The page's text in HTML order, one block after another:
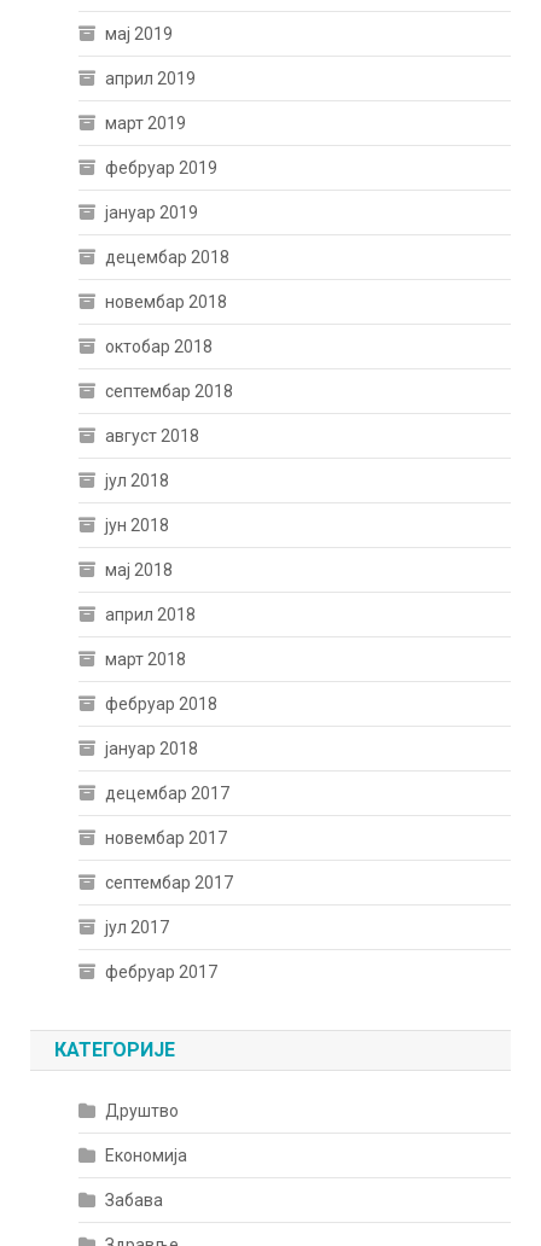
мај 2019
април 2019
март 2019
фебруар 2019
јануар 2019
децембар 2018
новембар 2018
октобар 2018
септембар 2018
август 2018
јул 2018
јун 2018
мај 2018
април 2018
март 2018
фебруар 2018
јануар 2018
децембар 2017
новембар 2017
септембар 2017
јул 2017
фебруар 2017
КАТЕГОРИЈЕ
Друштво
Економија
Забава